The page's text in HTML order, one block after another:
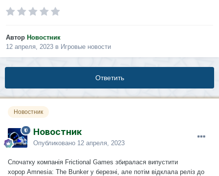
Автор Новостник
12 апреля, 2023 в Игровые новости
Ответить
Новостник
Новостник
Опубликовано 12 апреля, 2023
Спочатку компанія Frictional Games збиралася випустити
хорор Amnesia: The Bunker у березні, але потім відклала реліз до